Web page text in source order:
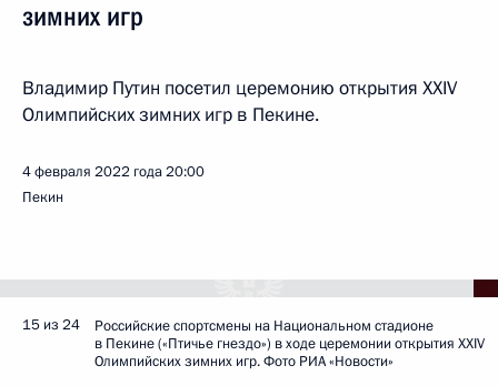
зимних игр
Владимир Путин посетил церемонию открытия XXIV
Олимпийских зимних игр в Пекине.
4 февраля 2022 года20:00
Пекин
15 из 24
Российские спортсмены на Национальном стадионе
в Пекине («Птичье гнездо») в ходе церемонии открытия XXIV
Олимпийских зимних игр. Фото РИА «Новости»